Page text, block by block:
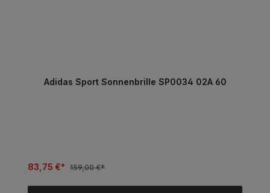
Adidas Sport Sonnenbrille SP0034 02A 60
83,75 €* 159,00 €*